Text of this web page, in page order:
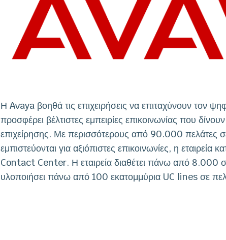
Η Avaya βοηθά τις επιχειρήσεις να επιταχύνουν τον
προσφέρει βέλτιστες εμπειρίες επικοινωνίας που
επιχείρησης. Με περισσότερους από 90.000 πελάτες
εμπιστεύονται για αξιόπιστες επικοινωνίες, η εταιρεία
Contact Center. Η εταιρεία διαθέτει πάνω από 8.000
υλοποιήσει πάνω από 100 εκατομμύρια UC lines σε